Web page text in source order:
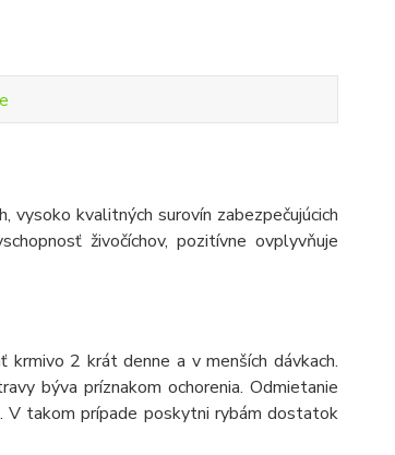
kvalitných surovín zabezpečujúcich
živočíchov, pozitívne ovplyvňuje
2 krát denne a v menších dávkach.
býva príznakom ochorenia. Odmietanie
V takom prípade poskytni rybám dostatok